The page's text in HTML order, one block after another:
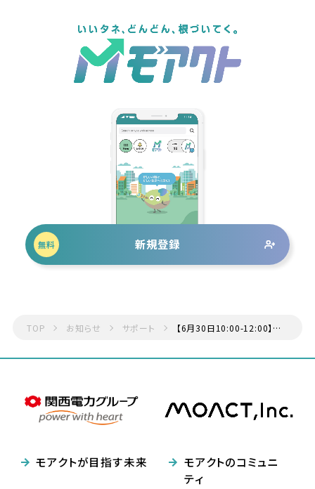
無料 新規登録
TOP お知らせ サポート 【6月30日10:00-12:00】アップデートに伴うシステムメンテナンス
モアクトが目指す未来
モアクトのコミュニ
ティ